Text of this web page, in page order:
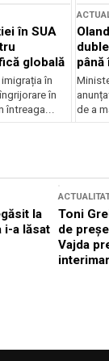
în SUA
globală
în
în
întreaga...
până
de a
la
i-a lăsat
Toni
de
Vajda